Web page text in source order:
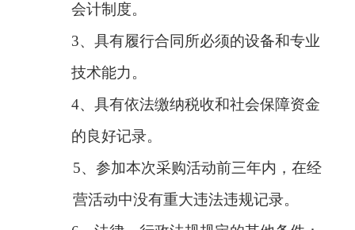
会计制度。
3、具有履行合同所必须的设备和专业
技术能力。
4、具有依法缴纳税收和社会保障资金
的良好记录。
5、参加本次采购活动前三年内，在经
营活动中没有重大违法违规记录。